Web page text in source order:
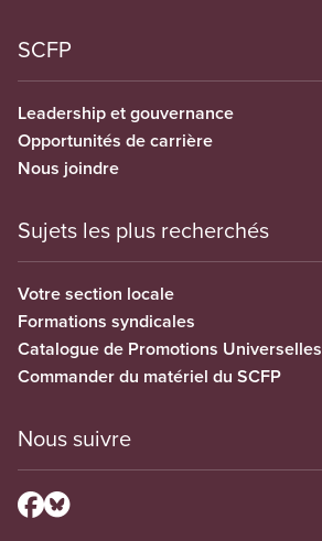
SCFP
Leadership et gouvernance
Opportunités de carrière
Nous joindre
Sujets les plus recherchés
Votre section locale
Formations syndicales
Catalogue de Promotions Universelles
Commander du matériel du SCFP
Nous suivre